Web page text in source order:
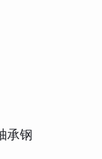
承钢